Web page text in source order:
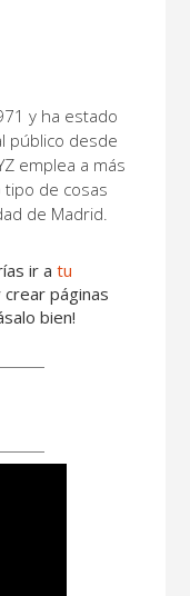
y ha estado
público desde
emplea a más
de cosas
de Madrid.
ir atu
páginas
bien!